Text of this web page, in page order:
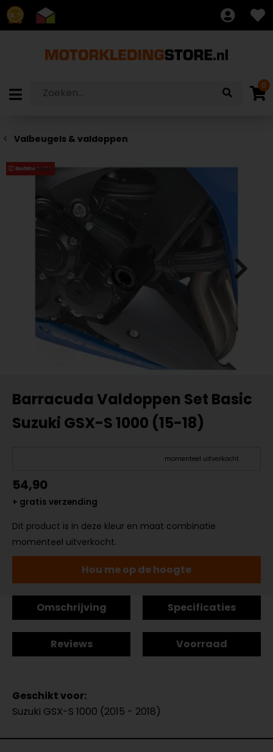
8.7
0
Valbeugels & valdoppen
Barracuda Valdoppen Set Basic
Suzuki GSX-S 1000 (15-18)
momenteel uitverkocht
54,90
+ gratis verzending
Dit product is in deze kleur en maat combinatie
momenteel uitverkocht.
Hou me op de hoogte
Omschrijving Specificaties
Reviews Voorraad
Geschikt voor:
Suzuki GSX-S 1000 (2015 - 2018)